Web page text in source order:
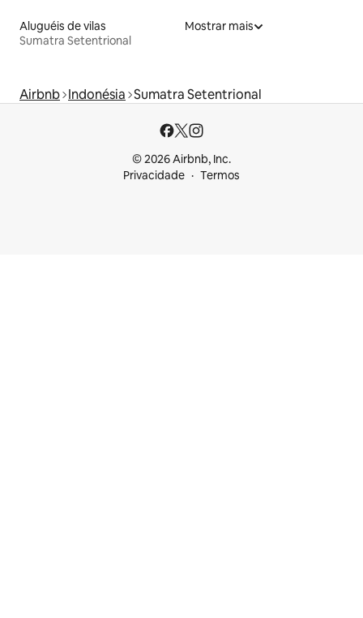
Aluguéis de vilas
Sumatra Setentrional
Mostrar mais
Airbnb Indonésia Sumatra Setentrional
© 2026 Airbnb, Inc.
Privacidade
Termos